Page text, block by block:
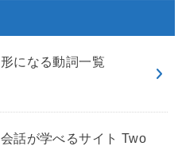
になる動詞一覧
話が学べるサイト Two